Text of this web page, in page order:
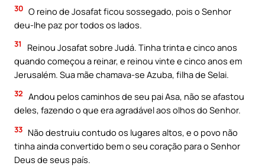
30 O reino de Josafat ficou sossegado, pois o Senhor
deu-lhe paz por todos os lados.
31
Reinou Josafat sobre Judá. Tinha trinta e cinco anos
quando começou a reinar, e reinou vinte e cinco anos em
Jerusalém. Sua mãe chamava-se Azuba, filha de Selai.
32 Andou pelos caminhos de seu pai Asa, não se afastou
deles, fazendo o que era agradável aos olhos do Senhor.
33 Não destruiu contudo os lugares altos, e o povo não
tinha ainda convertido bem o seu coração para o Senhor
Deus de seus país.